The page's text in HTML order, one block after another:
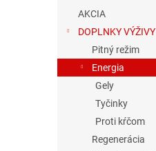
AKCIA
DOPLNKY VÝŽIVY
Pitný režim
Energia
Gely
Tyčinky
Proti kŕčom
Regenerácia